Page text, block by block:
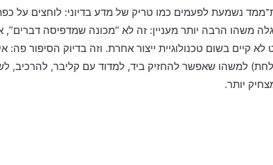
נשמעת לפעמים כמו טריק של מדע בדיוני: לוחצים על
משהו הרבה יותר מעניין: זה לא “מכונה שמדפיסה
לא קיים בשום טכנולוגיית ייצור אחרת. וזה בדיוק הסיפור
למשהו שאפשר להחזיק ביד, למדוד עם קליבר, להרכיב,
יותר.